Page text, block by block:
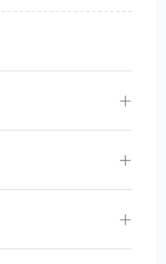
＋
＋
＋